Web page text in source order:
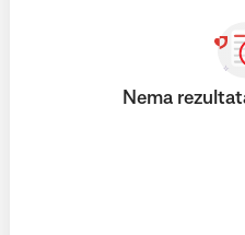
Nema